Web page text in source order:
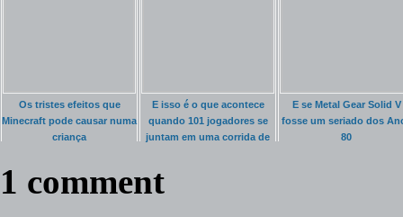
Os tristes efeitos que
Minecraft pode causar numa
criança
E isso é o que acontece
quando 101 jogadores se
juntam em uma corrida de
E se Metal Gear Solid V
fosse um seriado dos
80
1 comment